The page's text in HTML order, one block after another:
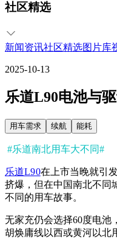
社区精选
新闻资讯社区精选图片库
2025-10-13
乐道L90电池与
用车需求 续航 能耗
#乐道南北用车大不同#
乐道L90在上市当晚就引
挤爆，但在中国南北不同
不同的用车故事。
无家充仍会选择60度电池
胡焕庸线以西或黄河以北